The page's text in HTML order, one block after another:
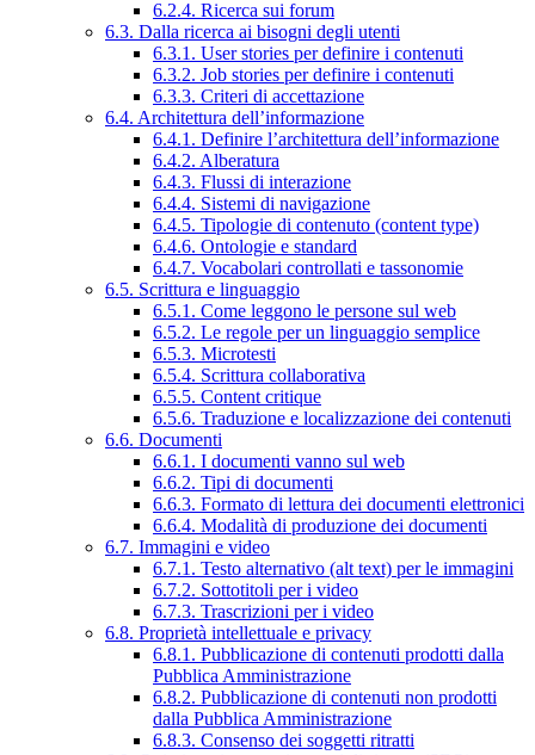
6.2.4. Ricerca sui forum
6.3. Dalla ricerca ai bisogni degli utenti
6.3.1. User stories per definire i contenuti
6.3.2. Job stories per definire i contenuti
6.3.3. Criteri di accettazione
6.4. Architettura dell’informazione
6.4.1. Definire l’architettura dell’informazione
6.4.2. Alberatura
6.4.3. Flussi di interazione
6.4.4. Sistemi di navigazione
6.4.5. Tipologie di contenuto (content type)
6.4.6. Ontologie e standard
6.4.7. Vocabolari controllati e tassonomie
6.5. Scrittura e linguaggio
6.5.1. Come leggono le persone sul web
6.5.2. Le regole per un linguaggio semplice
6.5.3. Microtesti
6.5.4. Scrittura collaborativa
6.5.5. Content critique
6.5.6. Traduzione e localizzazione dei contenuti
6.6. Documenti
6.6.1. I documenti vanno sul web
6.6.2. Tipi di documenti
6.6.3. Formato di lettura dei documenti elettronici
6.6.4. Modalità di produzione dei documenti
6.7. Immagini e video
6.7.1. Testo alternativo (alt text) per le immagini
6.7.2. Sottotitoli per i video
6.7.3. Trascrizioni per i video
6.8. Proprietà intellettuale e privacy
6.8.1. Pubblicazione di contenuti prodotti dalla
Pubblica Amministrazione
6.8.2. Pubblicazione di contenuti non prodotti
dalla Pubblica Amministrazione
6.8.3. Consenso dei soggetti ritratti